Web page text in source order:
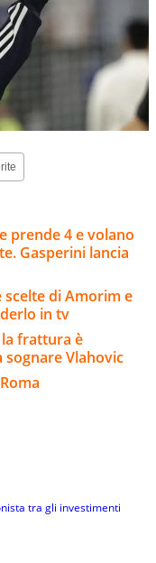
prende 4 e volano
Gasperini lancia
di Amorim e
in tv
frattura è
Vlahovic
tra gli investimenti